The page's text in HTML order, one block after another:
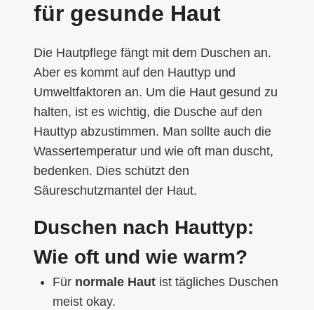
für gesunde Haut
Die Hautpflege fängt mit dem Duschen an.
Aber es kommt auf den Hauttyp und
Umweltfaktoren an. Um die Haut gesund zu
halten, ist es wichtig, die Dusche auf den
Hauttyp abzustimmen. Man sollte auch die
Wassertemperatur und wie oft man duscht,
bedenken. Dies schützt den
Säureschutzmantel der Haut.
Duschen nach Hauttyp:
Wie oft und wie warm?
Für normale Haut ist tägliches Duschen
meist okay.